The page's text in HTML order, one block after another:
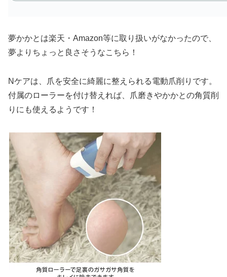
夢かかとは楽天・Amazon等に取り扱いがなかったので、
夢よりちょっと良さそうなこちら！
Nケアは、爪を安全に綺麗に整えられる電動爪削りです。
付属のローラーを付け替えれば、爪磨きやかかとの角質削
りにも使えるようです！